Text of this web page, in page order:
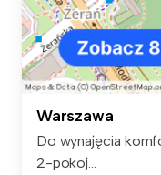
Warszawa
Do wynajęcia
2-pokoj...